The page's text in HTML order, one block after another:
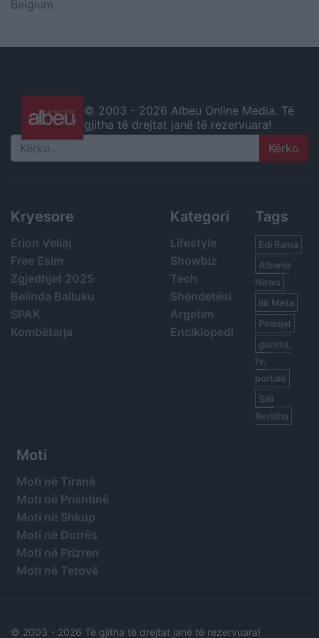
Belgium
© 2003 - 2026 Albeu Online Media. Të
gjitha të drejtat janë të rezervuara!
Search
Kryesore
Erion Veliaj
Free Esim
Zgjedhjet 2025
Belinda Balluku
SPAK
Kombëtarja
Kategori
Lifestyle
Showbiz
Tech
Shëndetësi
Argetim
Enciklopedi
Tags
Edi Rama
Albania
News
Ilir Meta
Piranjat
gazeta,
tv,
portale
Sali
Berisha
Moti
Moti në Tiranë
Moti në Prishtinë
Moti në Shkup
Moti në Durrës
Moti në Prizren
Moti në Tetovë
© 2003 - 2026 Të gjitha të drejtat janë të rezervuara!